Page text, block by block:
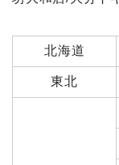
北海道
東北